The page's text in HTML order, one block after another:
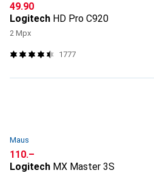
CHF
49.90
Logitech HD Pro C920
2 Mpx
1777
Maus
CHF
110.–
Logitech MX Master 3S